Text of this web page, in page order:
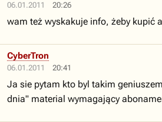
06.01.2011 20:26
wam też wyskakuje info, żeby kupić
06.01.2011 20:41
CyberTron
Ja sie pytam kto byl takim
dnia" material wymagający